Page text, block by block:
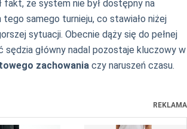
fakt, że system nie był dostępny na
samego turnieju, co stawiało niżej
sytuacji. Obecnie dąży się do pełnej
sędzia główny nadal pozostaje kluczowy w
zachowania czy naruszeń czasu.
REKLAMA